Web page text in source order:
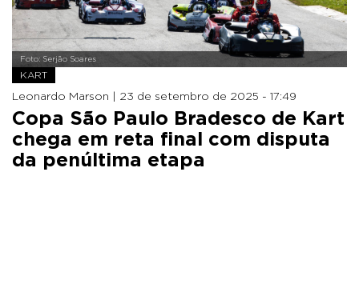
Foto: Serjão Soares
KART
Leonardo Marson | 23 de setembro de 2025 - 17:49
Copa São Paulo Bradesco de Kart
chega em reta final com disputa
da penúltima etapa